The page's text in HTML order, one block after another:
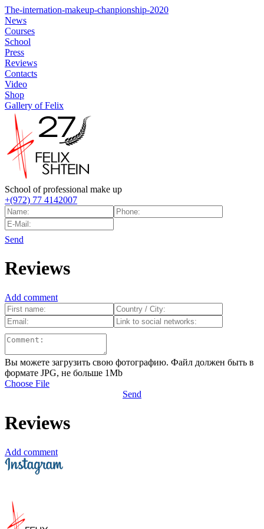
The-internation-makeup-chanpionship-2020
News
Courses
School
Press
Reviews
Contacts
Video
Shop
Gallery of Felix
School of professional make up
+(972) 77 4142007
Send
Reviews
Add comment
Вы можете загрузить свою фотографию. Файл должен быть в
формате JPG, не больше 1Mb
Choose File
Send
Reviews
Add comment